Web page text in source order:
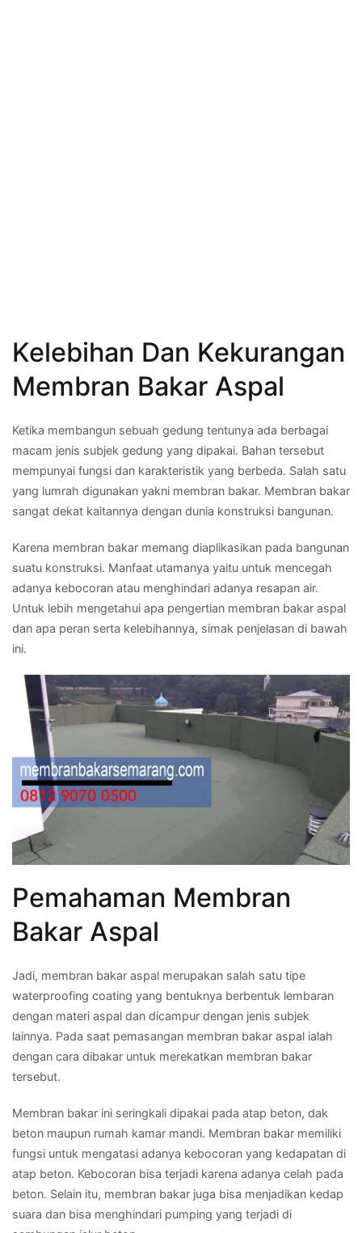
Kelebihan Dan Kekurangan
Membran Bakar Aspal
Ketika membangun sebuah gedung tentunya ada berbagai
macam jenis subjek gedung yang dipakai. Bahan tersebut
mempunyai fungsi dan karakteristik yang berbeda. Salah satu
yang lumrah digunakan yakni membran bakar. Membran bakar
sangat dekat kaitannya dengan dunia konstruksi bangunan.
Karena membran bakar memang diaplikasikan pada bangunan
suatu konstruksi. Manfaat utamanya yaitu untuk mencegah
adanya kebocoran atau menghindari adanya resapan air.
Untuk lebih mengetahui apa pengertian membran bakar aspal
dan apa peran serta kelebihannya, simak penjelasan di bawah
ini.
Pemahaman Membran
Bakar Aspal
Jadi, membran bakar aspal merupakan salah satu tipe
waterproofing coating yang bentuknya berbentuk lembaran
dengan materi aspal dan dicampur dengan jenis subjek
lainnya. Pada saat pemasangan membran bakar aspal ialah
dengan cara dibakar untuk merekatkan membran bakar
tersebut.
Membran bakar ini seringkali dipakai pada atap beton, dak
beton maupun rumah kamar mandi. Membran bakar memiliki
fungsi untuk mengatasi adanya kebocoran yang kedapatan di
atap beton. Kebocoran bisa terjadi karena adanya celah pada
beton. Selain itu, membran bakar juga bisa menjadikan kedap
suara dan bisa menghindari pumping yang terjadi di